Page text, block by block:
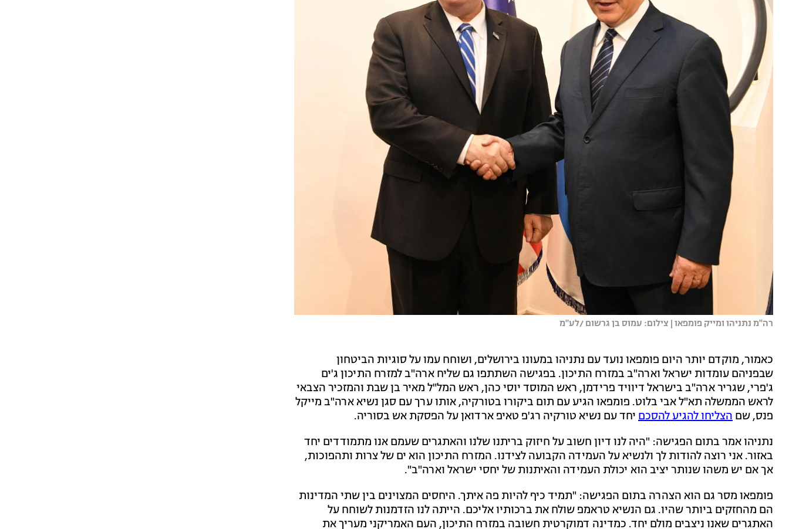
רה''מ נתניהו ומייק פומפאו | צילום: עמוס בן גרשום /לע''מ
כאמור, מוקדם יותר היום פומפאו נועד עם נתניהו במעונו בירושלים, ושוחח עמו על סוגיות הביטחון
שבפניהם עומדות ישראל וארה"ב במזרח התיכון. בפגישה השתתפו גם שליח ארה"ב למזרח התיכון ג'ים
ג'פרי, שגריר ארה"ב בישראל דיוויד פרידמן, ראש המוסד יוסי כהן, ראש המל"ל מאיר בן שבת והמזכיר הצבאי
לראש הממשלה תא"ל אבי בלוט. פומפאו הגיע עם תום ביקורו בטורקיה, אותו ערך עם סגן נשיא ארה"ב מייקל
פנס, שם הצליחו להגיע להסכם יחד עם נשיא טורקיה רג'פ טאיפ ארדואן על הפסקת אש בסוריה.
נתניהו אמר בתום הפגישה: "היה לנו דיון חשוב על חיזוק בריתנו שלנו והאתגרים שעמם אנו מתמודדים יחד
באזור. אני רוצה להודות לך ולנשיא על העמידה הקבועה לצידנו. המזרח התיכון הוא ים של צרות ותהפוכות,
אך אם יש משהו שנותר יציב הוא יכולת העמידה והאיתנות של יחסי ישראל וארה"ב".
פומפאו מסר גם הוא הצהרה בתום הפגישה: "תמיד כיף להיות פה איתך. היחסים המצוינים בין שתי המדינות
הם מהחזקים ביותר שהיו. גם הנשיא טראמפ שולח את ברכותיו אליכם. הייתה לנו הזדמנות לשוחח על
האתגרים שאנו ניצבים מולם יחד. כמדינה דמוקרטית חשובה במזרח התיכון, העם האמריקני מעריך את